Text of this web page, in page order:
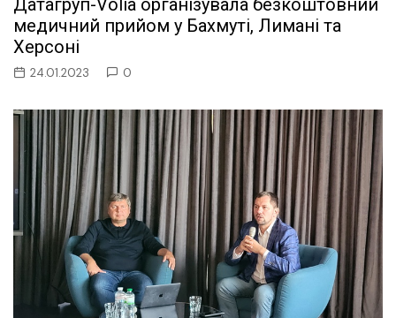
медичний прийом у Бахмуті, Лимані та
Херсоні
24.01.2023 0